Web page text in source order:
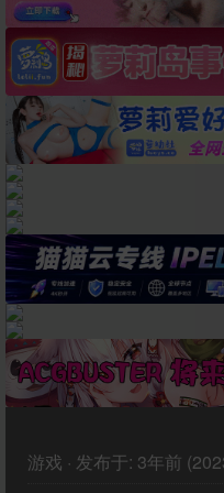
网站最新无墙域名
游戏 · 发布于: 3年前